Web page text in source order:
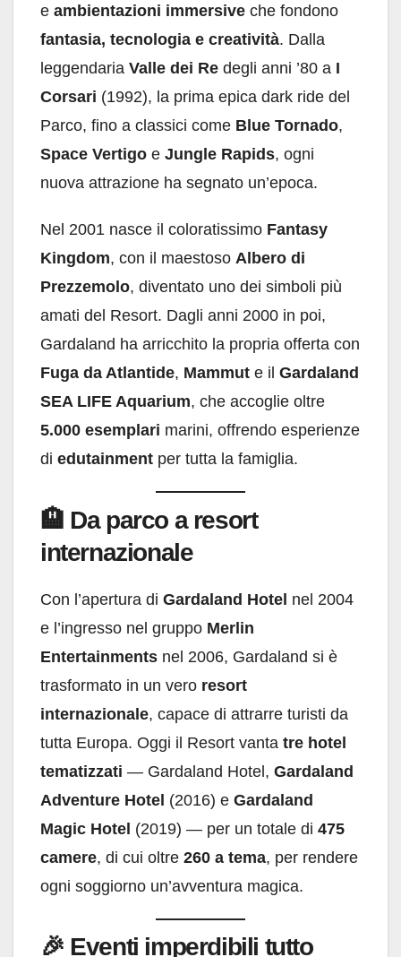
e ambientazioni immersive che fondono
fantasia, tecnologia e creatività. Dalla
leggendaria Valle dei Re degli anni ’80 a I
Corsari (1992), la prima epica dark ride del
Parco, fino a classici come Blue Tornado,
Space Vertigo e Jungle Rapids, ogni
nuova attrazione ha segnato un’epoca.
Nel 2001 nasce il coloratissimo Fantasy
Kingdom, con il maestoso Albero di
Prezzemolo, diventato uno dei simboli più
amati del Resort. Dagli anni 2000 in poi,
Gardaland ha arricchito la propria offerta con
Fuga da Atlantide, Mammut e il Gardaland
SEA LIFE Aquarium, che accoglie oltre
5.000 esemplari marini, offrendo esperienze
di edutainment per tutta la famiglia.
🏨 Da parco a resort
internazionale
Con l’apertura di Gardaland Hotel nel 2004
e l’ingresso nel gruppo Merlin
Entertainments nel 2006, Gardaland si è
trasformato in un vero resort
internazionale, capace di attrarre turisti da
tutta Europa. Oggi il Resort vanta tre hotel
tematizzati — Gardaland Hotel, Gardaland
Adventure Hotel (2016) e Gardaland
Magic Hotel (2019) — per un totale di 475
camere, di cui oltre 260 a tema, per rendere
ogni soggiorno un’avventura magica.
🎉 Eventi imperdibili tutto